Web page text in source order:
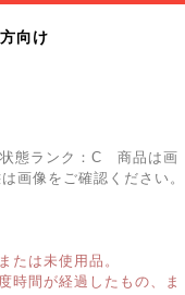
向け
態ランク：C 商品は画
画像をご確認ください。
たは未使用品。
時間が経過したもの、ま